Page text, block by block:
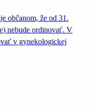
občanom, že od 31.
nebude ordinovať. V
v gynekologickej